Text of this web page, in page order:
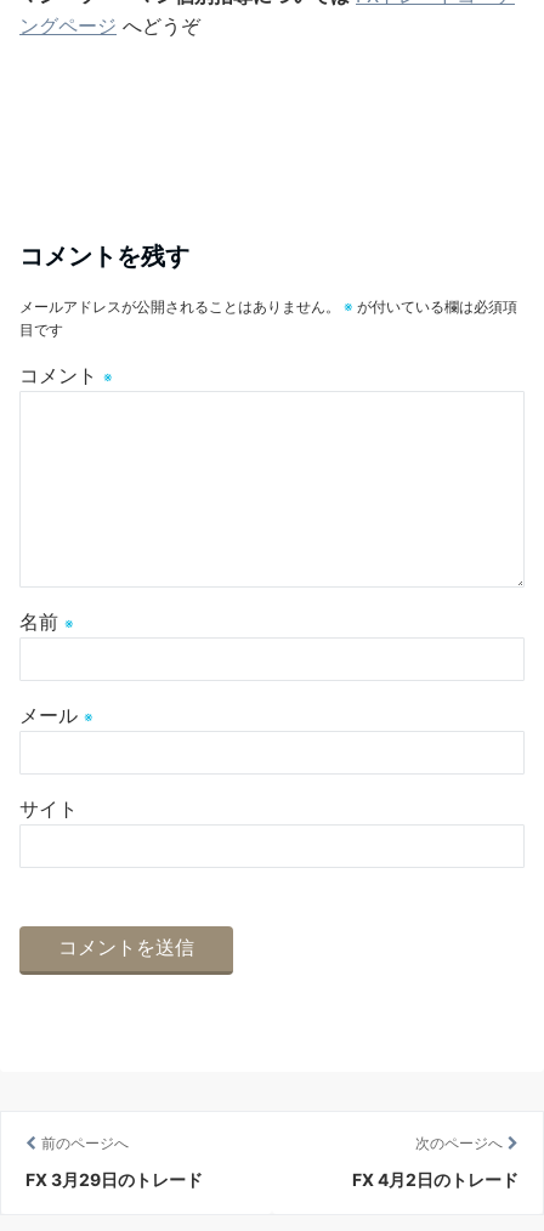
ングページ へどうぞ
コメントを残す
メールアドレスが公開されることはありません。 ※ が付いている欄は必須項
目です
コメント ※
名前 ※
メール ※
サイト
前のページへ
FX 3月29日のトレード
次のページへ
FX 4月2日のトレード